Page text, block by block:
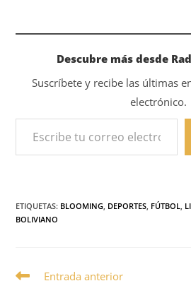
Descubre más desde
Suscríbete y recibe las últimas
electrónico.
ETIQUETAS: BLOOMING, DEPORTES, FÚTBOL,
BOLIVIANO
Entrada anterior